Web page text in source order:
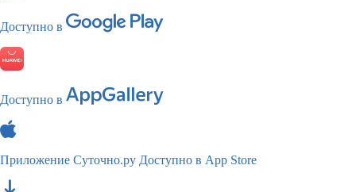
Доступно в
Доступно в
Приложение Суточно.ру Доступно в App Store